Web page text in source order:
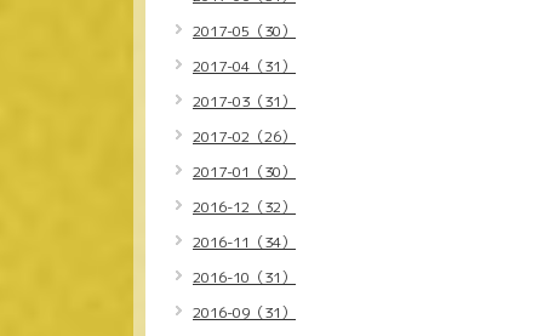
2017-05（30）
2017-04（31）
2017-03（31）
2017-02（26）
2017-01（30）
2016-12（32）
2016-11（34）
2016-10（31）
2016-09（31）